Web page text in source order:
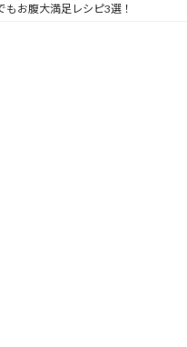
もお腹大満足レシピ3選！